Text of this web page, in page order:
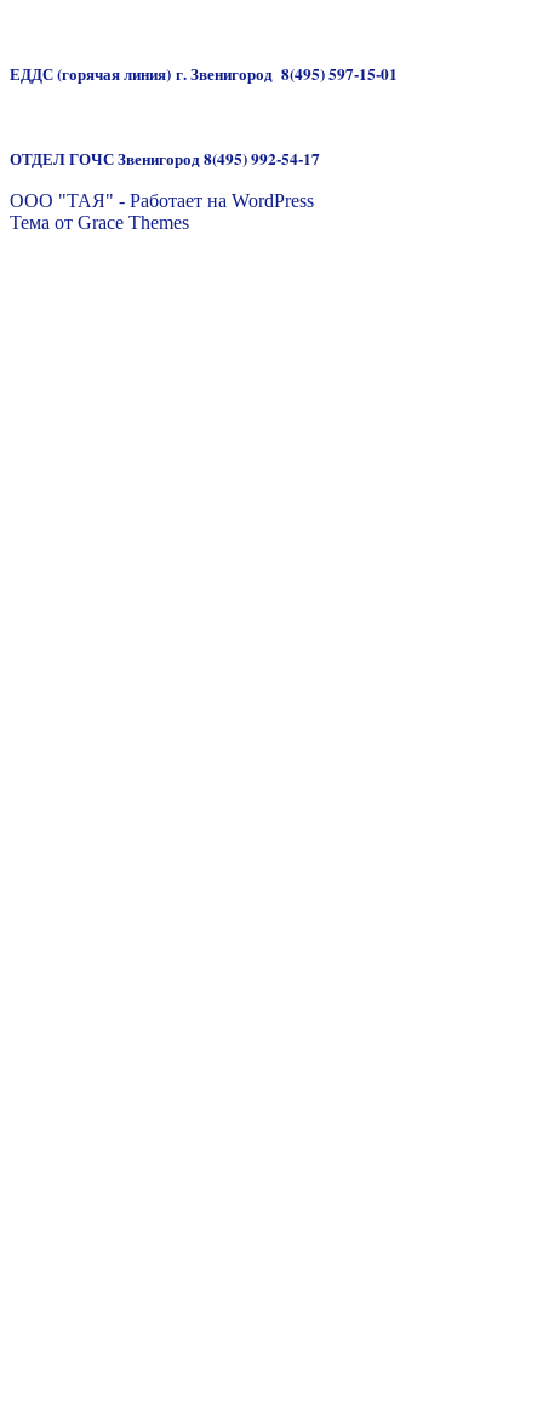
ЕДДС(горячая линия) г. Звенигород 8(495) 597-15-01
ОТДЕЛ ГОЧС Звенигород 8(495) 992-54-17
ООО "ТАЯ" - Работает на WordPress
Тема от Grace Themes